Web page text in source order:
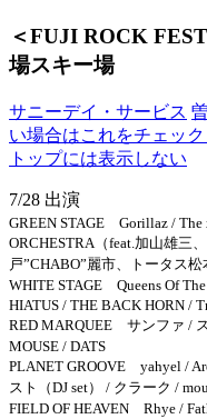
＜FUJI ROCK
場スキー場
サニーデイ・サービス
い場合はこれをチェッ
トップには表示しない
7/28 出演
GREEN STAGE Gorillaz / The
ORCHESTRA（feat.加山雄三
戸”CHABO”麗市、トータス
WHITE STAGE Queens Of
HIATUS / THE BACK HORN /
RED MARQUEE サンファ /
MOUSE / DATS
PLANET GROOVE yahyel /
スト（DJ set） / クラーク /
FIELD OF HEAVEN Rhye /